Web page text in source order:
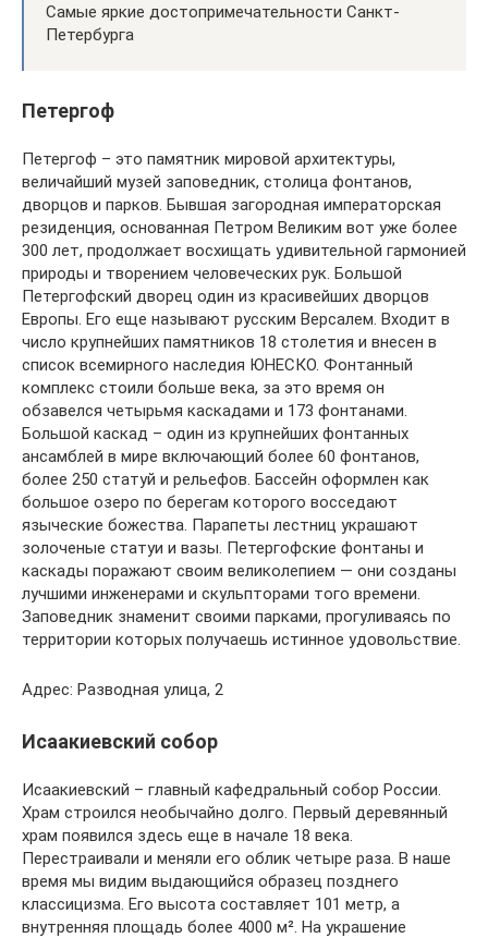
Самые яркие достопримечательности Санкт-
Петербурга
Петергоф
Петергоф – это памятник мировой архитектуры,
величайший музей заповедник, столица фонтанов,
дворцов и парков. Бывшая загородная императорская
резиденция, основанная Петром Великим вот уже более
300 лет, продолжает восхищать удивительной гармонией
природы и творением человеческих рук. Большой
Петергофский дворец один из красивейших дворцов
Европы. Его еще называют русским Версалем. Входит в
число крупнейших памятников 18 столетия и внесен в
список всемирного наследия ЮНЕСКО. Фонтанный
комплекс стоили больше века, за это время он
обзавелся четырьмя каскадами и 173 фонтанами.
Большой каскад – один из крупнейших фонтанных
ансамблей в мире включающий более 60 фонтанов,
более 250 статуй и рельефов. Бассейн оформлен как
большое озеро по берегам которого восседают
языческие божества. Парапеты лестниц украшают
золоченые статуи и вазы. Петергофские фонтаны и
каскады поражают своим великолепием — они созданы
лучшими инженерами и скульпторами того времени.
Заповедник знаменит своими парками, прогуливаясь по
территории которых получаешь истинное удовольствие.
Адрес: Разводная улица, 2
Исаакиевский собор
Исаакиевский – главный кафедральный собор России.
Храм строился необычайно долго. Первый деревянный
храм появился здесь еще в начале 18 века.
Перестраивали и меняли его облик четыре раза. В наше
время мы видим выдающийся образец позднего
классицизма. Его высота составляет 101 метр, а
внутренняя площадь более 4000 м². На украшение